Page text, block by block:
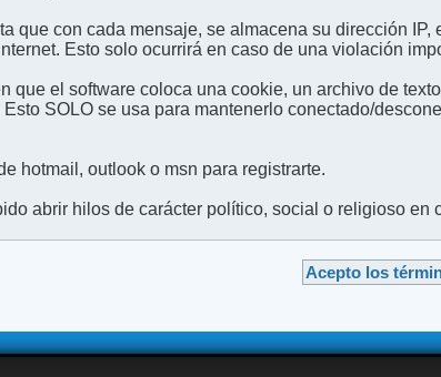
que con cada mensaje, se almacena su dirección
Esto solo ocurrirá en caso de una violación
que el software coloca una cookie, un archivo de
SOLO se usa para mantenerlo conectado/
hotmail, outlook o msn para registrarte.
abrir hilos de carácter político, social o religioso en